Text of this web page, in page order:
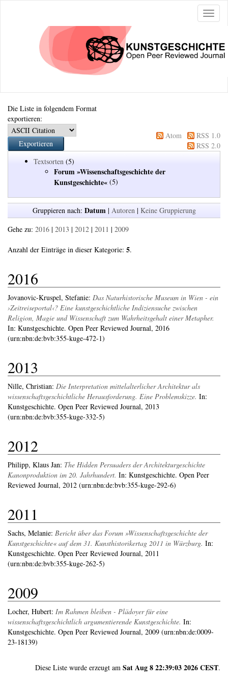
ein-/
Die Liste in folgendem Format
exportieren:
Atom
RSS 1.0
RSS 2.0
Textsorten (5)
Forum »Wissenschaftsgeschichte der
Kunstgeschichte« (5)
Gruppieren nach: Datum| Autoren| Keine Gruppierung
Gehe zu: 2016 | 2013 | 2012 | 2011 | 2009
Anzahl der Einträge in dieser Kategorie: 5.
2016
Jovanovic-Kruspel, Stefanie: Das Naturhistorische Museum in Wien - ein
›Zeitreiseportal‹? Eine kunstgeschichtliche Indiziensuche zwischen
Religion, Magie und Wissenschaft zum Wahrheitsgehalt einer Metapher.
In: Kunstgeschichte. Open Peer Reviewed Journal, 2016
(urn:nbn:de:bvb:355-kuge-472-1)
2013
Nille, Christian: Die Interpretation mittelalterlicher Architektur als
wissenschaftsgeschichtliche Herausforderung. Eine Problemskizze. In:
Kunstgeschichte. Open Peer Reviewed Journal, 2013
(urn:nbn:de:bvb:355-kuge-332-5)
2012
Philipp, Klaus Jan: The Hidden Persuaders der Architekturgeschichte
Kanonproduktion im 20. Jahrhundert. In: Kunstgeschichte. Open Peer
Reviewed Journal, 2012 (urn:nbn:de:bvb:355-kuge-292-6)
2011
Sachs, Melanie: Bericht über das Forum »Wissenschaftsgeschichte der
Kunstgeschichte« auf dem 31. Kunsthistorikertag 2011 in Würzburg. In:
Kunstgeschichte. Open Peer Reviewed Journal, 2011
(urn:nbn:de:bvb:355-kuge-262-5)
2009
Locher, Hubert: Im Rahmen bleiben - Plädoyer für eine
wissenschaftsgeschichtlich argumentierende Kunstgeschichte. In:
Kunstgeschichte. Open Peer Reviewed Journal, 2009 (urn:nbn:de:0009-
23-18139)
Diese Liste wurde erzeugt am Sat Aug 8 22:39:03 2026 CEST.